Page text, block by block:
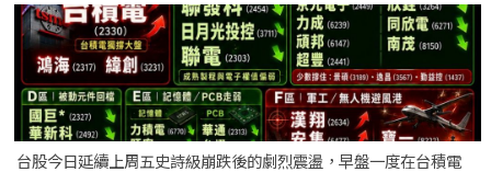
台股今日延續上周五史詩級崩跌後的劇烈震盪，早盤一度在台積電